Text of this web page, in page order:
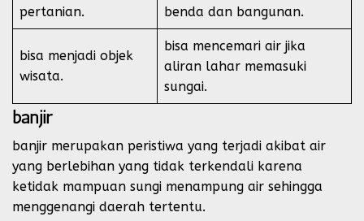
pertanian.
benda dan bangunan.
bisa menjadi objek
wisata.
bisa mencemari air jika
aliran lahar memasuki
sungai.
banjir
banjir merupakan peristiwa yang terjadi akibat air
yang berlebihan yang tidak terkendali karena
ketidak mampuan sungi menampung air sehingga
menggenangi daerah tertentu.